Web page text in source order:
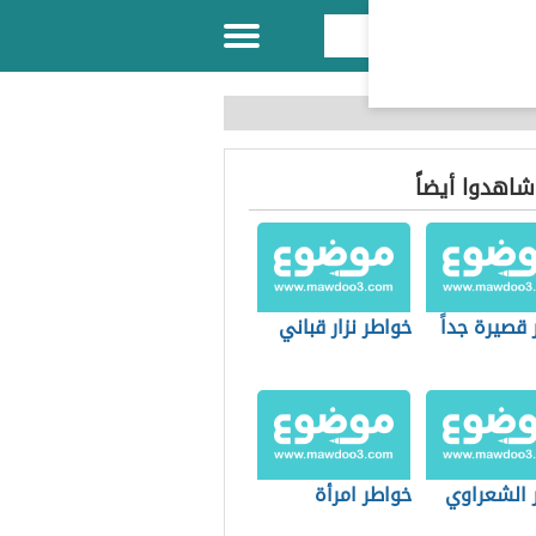
شاهدوا أيضاً
قصيرة جداً خواطر نزار قباني
الشعراوي
خواطر امرأة